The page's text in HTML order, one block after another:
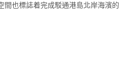
間也標誌着完成駁通港島北岸海濱的